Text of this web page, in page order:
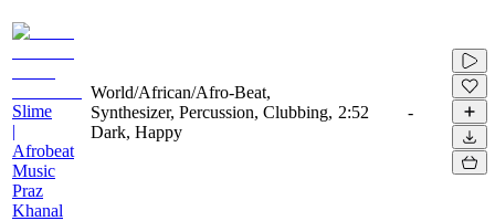
Slime
|
Afrobeat
Music
Praz
Khanal
World/African/Afro-Beat,
Synthesizer, Percussion, Clubbing,
Dark, Happy
2:52 -